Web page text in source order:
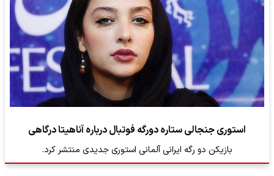
استوری جنجالی ستاره دورگه فوتبال درباره آناهیتا درگاهی
بازیکن دو رگه ایرانی آلمانی استوری جدیدی منتشر کرد.